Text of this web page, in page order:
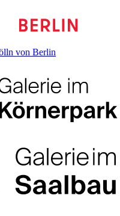
von Berlin